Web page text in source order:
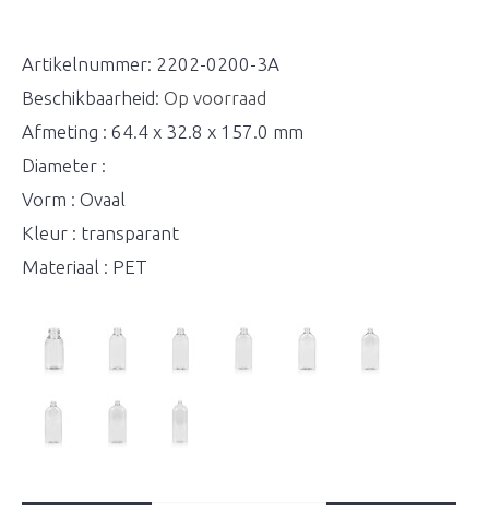
Artikelnummer: 2202-0200-3A
Beschikbaarheid: Op voorraad
Afmeting : 64.4 x 32.8 x 157.0 mm
Diameter :
Vorm : Ovaal
Kleur : transparant
Materiaal : PET